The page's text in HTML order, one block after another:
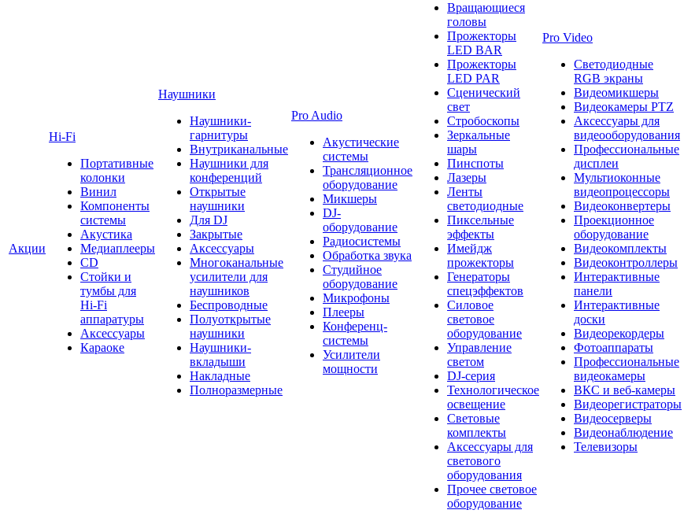
Акции
Hi-Fi
Портативные
колонки
Винил
Компоненты
системы
Акустика
Медиаплееры
CD
Стойки и
тумбы для
Hi-Fi
аппаратуры
Аксессуары
Караоке
Наушники
Наушники-
гарнитуры
Внутриканальные
Наушники для
конференций
Открытые
наушники
Для DJ
Закрытые
Аксессуары
Многоканальные
усилители для
наушников
Беспроводные
Полуоткрытые
наушники
Наушники-
вкладыши
Накладные
Полноразмерные
Pro Audio
Акустические
системы
Трансляционное
оборудование
Микшеры
DJ-
оборудование
Радиосистемы
Обработка звука
Студийное
оборудование
Микрофоны
Плееры
Конференц-
системы
Усилители
мощности
Вращающиеся
головы
Прожекторы
LED BAR
Прожекторы
LED PAR
Сценический
свет
Стробоскопы
Зеркальные
шары
Пинспоты
Лазеры
Ленты
светодиодные
Пиксельные
эффекты
Имейдж
прожекторы
Генераторы
спецэффектов
Силовое
световое
оборудование
Управление
светом
DJ-серия
Технологическое
освещение
Световые
комплекты
Аксессуары для
светового
оборудования
Прочее световое
оборудование
Pro Video
Светодиодные
RGB экраны
Видеомикшеры
Видеокамеры PTZ
Аксессуары для
видеооборудования
Профессиональные
дисплеи
Мультиоконные
видеопроцессоры
Видеоконвертеры
Проекционное
оборудование
Видеокомплекты
Видеоконтроллеры
Интерактивные
панели
Интерактивные
доски
Видеорекордеры
Фотоаппараты
Профессиональные
видеокамеры
ВКС и веб-камеры
Видеорегистраторы
Видеосерверы
Видеонаблюдение
Телевизоры